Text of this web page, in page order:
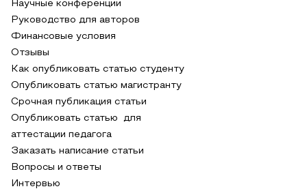
Научные конференции
Руководство для авторов
Финансовые условия
Отзывы
Как опубликовать статью студенту
Опубликовать статью магистранту
Срочная публикация статьи
Опубликовать статью для
аттестации педагога
Заказать написание статьи
Вопросы и ответы
Интервью